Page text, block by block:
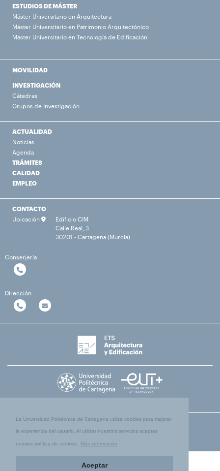
La Universidad Politécnica de Cartagena utiliza cookies para mejorar
la experiencia del usuario. Al utilizar nuestros servicios aceptas
nuestra política de cookies. Más información
Aceptar
ESTUDIOS DE MÁSTER
Máster Universitario en Arquitectura
Máster Universitario en Patrimonio Arquitectónico
Máster Universitario en Tecnología de Edificación
MOVILIDAD
INVESTIGACIÓN
Cátedras
Grupos de Investigación
ACTUALIDAD
Noticias
Agenda
TRÁMITES
CALIDAD
EMPLEO
CONTACTO
Ubicación
Edificio CIM
Calle Real, 3
30201 - Cartagena (Murcia)
Conserjería
Dirección